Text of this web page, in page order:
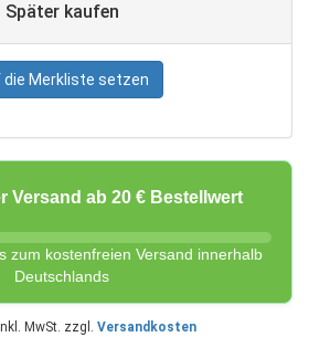
Später kaufen
die Merkliste setzen
Versand ab 20 € Bestellwert
zum kostenfreien Versand innerhalb
Deutschlands
MwSt. zzgl. Versandkosten